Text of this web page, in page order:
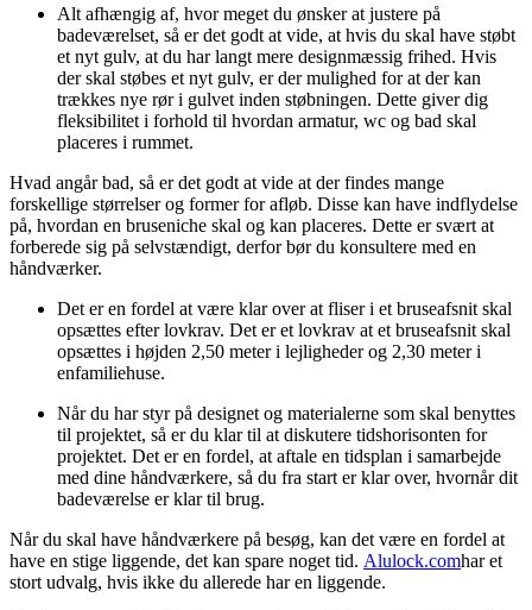
Alt afhængig af, hvor meget du ønsker at justere på
badeværelset, så er det godt at vide, at hvis du skal have støbt
et nyt gulv, at du har langt mere designmæssig frihed. Hvis
der skal støbes et nyt gulv, er der mulighed for at der kan
trækkes nye rør i gulvet inden støbningen. Dette giver dig
fleksibilitet i forhold til hvordan armatur, wc og bad skal
placeres i rummet.
Hvad angår bad, så er det godt at vide at der findes mange
forskellige størrelser og former for afløb. Disse kan have indflydelse
på, hvordan en bruseniche skal og kan placeres. Dette er svært at
forberede sig på selvstændigt, derfor bør du konsultere med en
håndværker.
Det er en fordel at være klar over at fliser i et bruseafsnit skal
opsættes efter lovkrav. Det er et lovkrav at et bruseafsnit skal
opsættes i højden 2,50 meter i lejligheder og 2,30 meter i
enfamiliehuse.
Når du har styr på designet og materialerne som skal benyttes
til projektet, så er du klar til at diskutere tidshorisonten for
projektet. Det er en fordel, at aftale en tidsplan i samarbejde
med dine håndværkere, så du fra start er klar over, hvornår dit
badeværelse er klar til brug.
Når du skal have håndværkere på besøg, kan det være en fordel at
have en stige liggende, det kan spare noget tid. Alulock.comhar et
stort udvalg, hvis ikke du allerede har en liggende.